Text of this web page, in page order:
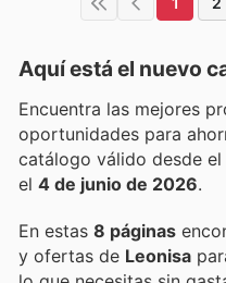
Aquí está el nuevo
Encuentra las mejores
oportunidades
catálogo válido desde el
el 4 de junio de 2026.
En estas 8 páginas
y ofertas de Leonisa